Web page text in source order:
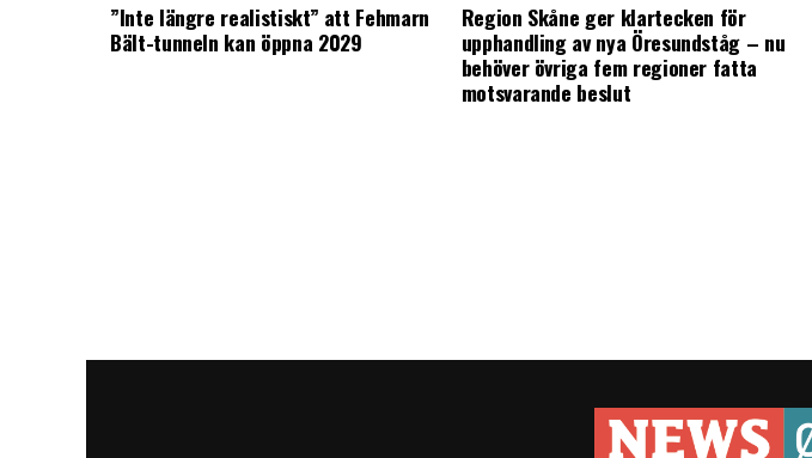
”Inte längre realistiskt” att Fehmarn
Bält-tunneln kan öppna 2029
Region Skåne ger klartecken för
upphandling av nya Öresundståg – nu
behöver övriga fem regioner fatta
motsvarande beslut